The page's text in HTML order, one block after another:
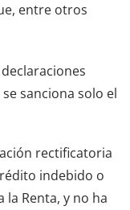
entre otros
sanciona solo el
rectificatoria
indebido o
la Renta, y no ha